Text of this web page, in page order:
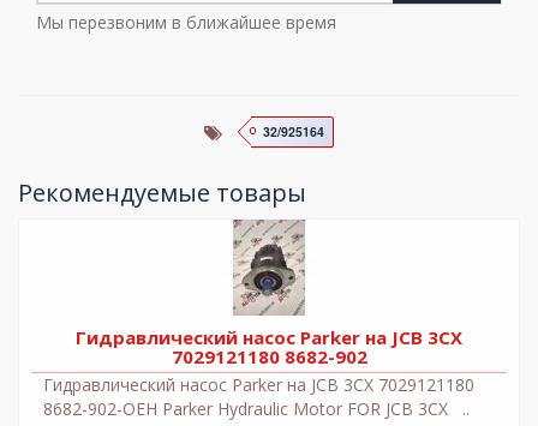
Мы перезвоним в ближайшее время
32/925164
Рекомендуемые товары
Гидравлический насос Parker на JCB 3CX
7029121180 8682-902
Гидравлический насос Parker на JCB 3CX 7029121180
8682-902-OEH Parker Hydraulic Motor FOR JCB 3CX ..